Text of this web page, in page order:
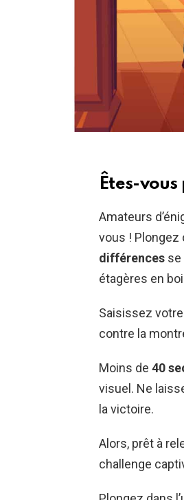
Êtes-
Amateurs
vous ! Plongez
différences se
étagères en
Saisissez
contre la
Moins de 40
visuel. Ne
la victoire.
Alors, prêt à
challenge